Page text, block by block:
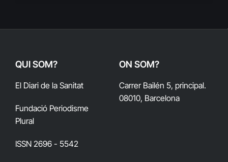
QUI SOM?
El Diari de la Sanitat
Fundació Periodisme
Plural
ISSN 2696 - 5542
ON SOM?
Carrer Bailén 5, principal.
08010, Barcelona